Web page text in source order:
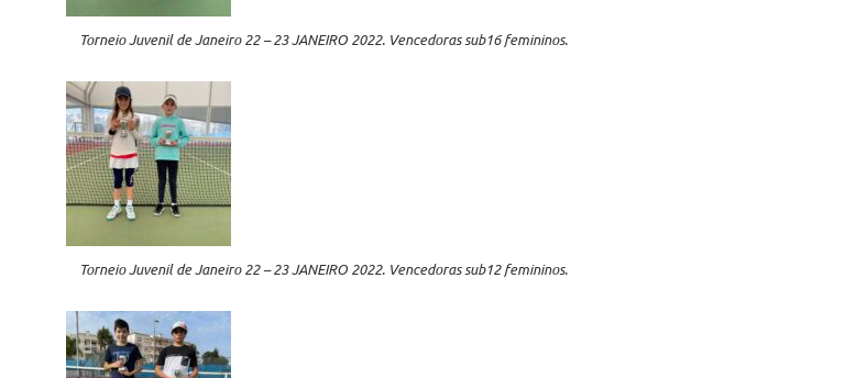
Torneio Juvenil de Janeiro 22 – 23 JANEIRO 2022. Vencedoras sub16 femininos.
Torneio Juvenil de Janeiro 22 – 23 JANEIRO 2022. Vencedoras sub12 femininos.